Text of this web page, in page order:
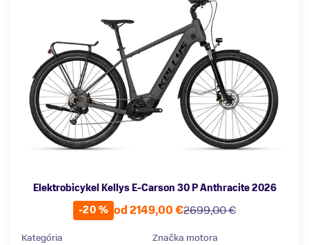
Elektrobicykel Kellys E-Carson 30 P Anthracite 2026
-20 %
2699,00 €
od 2149,00 €
Kategória
Značka motora